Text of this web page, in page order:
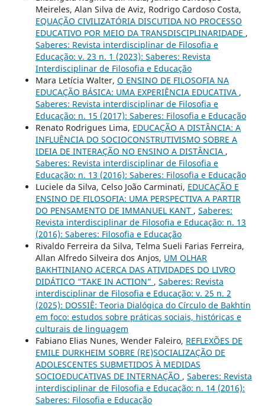
Meireles, Alan Silva de Aviz, Rodrigo Cardoso Costa,
EQUAÇÃO CIVILIZATÓRIA DISCUTIDA NO PROCESSO
EDUCATIVO POR MEIO DA TRANSDISCIPLINARIDADE ,
Saberes: Revista interdisciplinar de Filosofia e
Educação: v. 23 n. 1 (2023): Saberes: Revista
Interdisciplinar de Filosofia e Educação
Mara Letícia Walter, O ENSINO DE FILOSOFIA NA
EDUCAÇÃO BÁSICA: UMA EXPERIÊNCIA EDUCATIVA ,
Saberes: Revista interdisciplinar de Filosofia e
Educação: n. 15 (2017): Saberes: Filosofia e Educação
Renato Rodrigues Lima, EDUCAÇÃO A DISTÂNCIA: A
INFLUÊNCIA DO SOCIOCONSTRUTIVISMO SOBRE A
IDEIA DE INTERAÇÃO NO ENSINO A DISTÂNCIA ,
Saberes: Revista interdisciplinar de Filosofia e
Educação: n. 13 (2016): Saberes: Filosofia e Educação
Luciele da Silva, Celso João Carminati, EDUCAÇÃO E
ENSINO DE FILOSOFIA: UMA PERSPECTIVA A PARTIR
DO PENSAMENTO DE IMMANUEL KANT , Saberes:
Revista interdisciplinar de Filosofia e Educação: n. 13
(2016): Saberes: Filosofia e Educação
Rivaldo Ferreira da Silva, Telma Sueli Farias Ferreira,
Allan Alfredo Silveira dos Anjos, UM OLHAR
BAKHTINIANO ACERCA DAS ATIVIDADES DO LIVRO
DIDÁTICO “TAKE IN ACTION” , Saberes: Revista
interdisciplinar de Filosofia e Educação: v. 25 n. 2
(2025): DOSSIÊ: Teoria Dialógica do Círculo de Bakhtin
em foco: estudos sobre práticas sociais, históricas e
culturais de linguagem
Fabiano Elias Nunes, Wender Faleiro, REFLEXÕES DE
EMILE DURKHEIM SOBRE (RE)SOCIALIZAÇÃO DE
ADOLESCENTES SUBMETIDOS À MEDIDAS
SOCIOEDUCATIVAS DE INTERNAÇÃO , Saberes: Revista
interdisciplinar de Filosofia e Educação: n. 14 (2016):
Saberes: Filosofia e Educação